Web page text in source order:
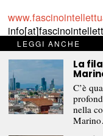
Per segnalare
riservato,scriveteci
rimozione del
L’intero contenuto
LEGGI ANCHE
La
C’è
nella